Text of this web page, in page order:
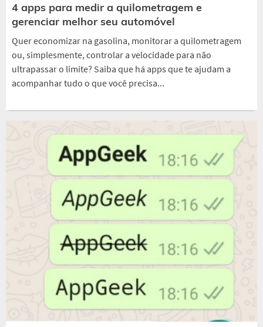
4 apps para medir a quilometragem e
gerenciar melhor seu automóvel
Quer economizar na gasolina, monitorar a quilometragem
ou, simplesmente, controlar a velocidade para não
ultrapassar o limite? Saiba que há apps que te ajudam a
acompanhar tudo o que você precisa...